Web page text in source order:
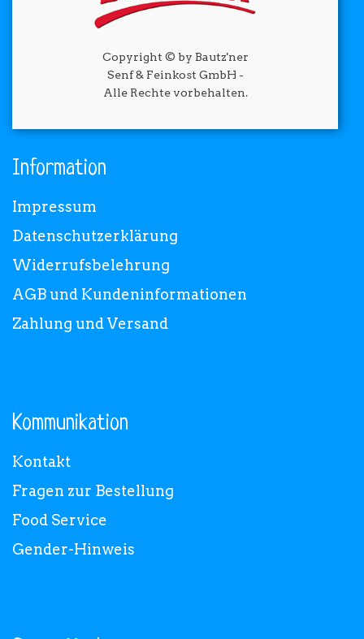
Information
Impressum
Datenschutzerklärung
Widerrufsbelehrung
AGB und Kundeninformationen
Zahlung und Versand
Kommunikation
Kontakt
Fragen zur Bestellung
Food Service
Gender-Hinweis
Copyright © by Bautz'ner
Senf & Feinkost GmbH -
Alle Rechte vorbehalten.